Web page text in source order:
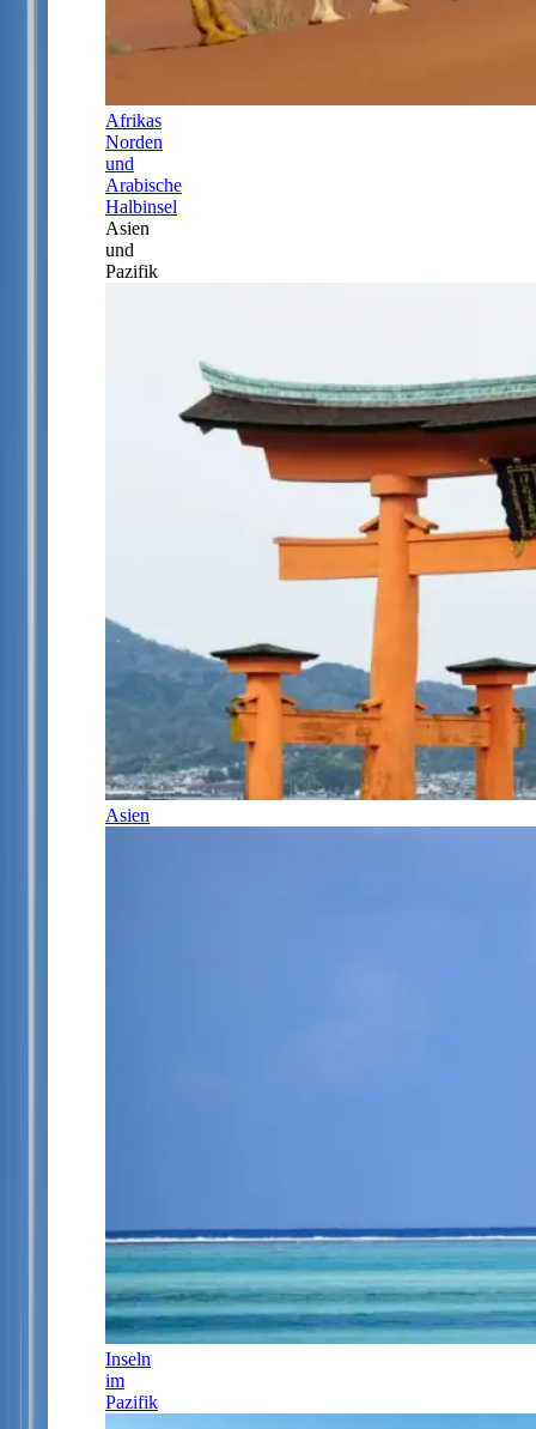
Afrikas
Norden
und
Arabische
Halbinsel
Asien
und
Pazifik
Asien
Inseln
im
Pazifik